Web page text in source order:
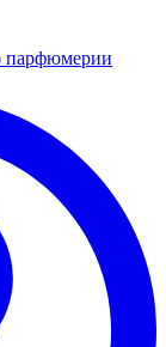
парфюмерии